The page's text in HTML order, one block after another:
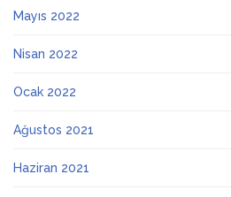
Mayıs 2022
Nisan 2022
Ocak 2022
Ağustos 2021
Haziran 2021